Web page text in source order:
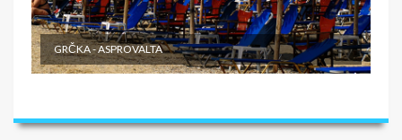
GRČKA - ASPROVALTA